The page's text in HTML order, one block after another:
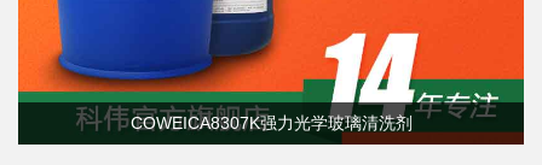
COWEICA8307K强力光学玻璃清洗剂